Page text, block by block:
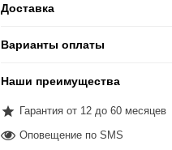
Доставка
Варианты оплаты
Наши преимущества
Гарантия от 12 до 60 месяцев
Оповещение по SMS